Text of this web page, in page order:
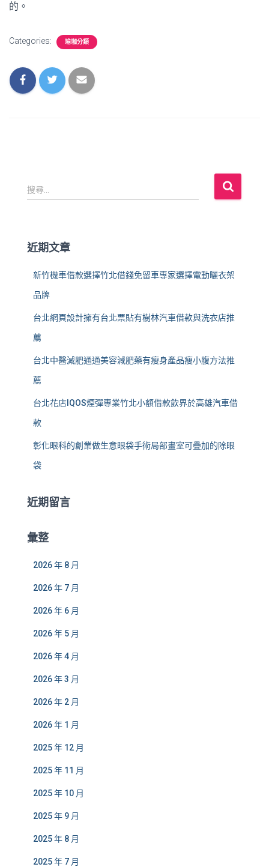
的。
Categories: 瑜珈分類
搜
尋
:
搜尋...
近期文章
新竹機車借款選擇竹北借錢免留車專家選擇電動曬衣架
品牌
台北網頁設計擁有台北票貼有樹林汽車借款與洗衣店推
薦
台北中醫減肥通通美容減肥藥有瘦身產品瘦小腹方法推
薦
台北花店IQOS煙彈專業竹北小額借款飲界於高雄汽車借
款
彰化眼科的創業做生意眼袋手術局部畫室可疊加的除眼
袋
近期留言
彙整
2026 年 8 月
2026 年 7 月
2026 年 6 月
2026 年 5 月
2026 年 4 月
2026 年 3 月
2026 年 2 月
2026 年 1 月
2025 年 12 月
2025 年 11 月
2025 年 10 月
2025 年 9 月
2025 年 8 月
2025 年 7 月